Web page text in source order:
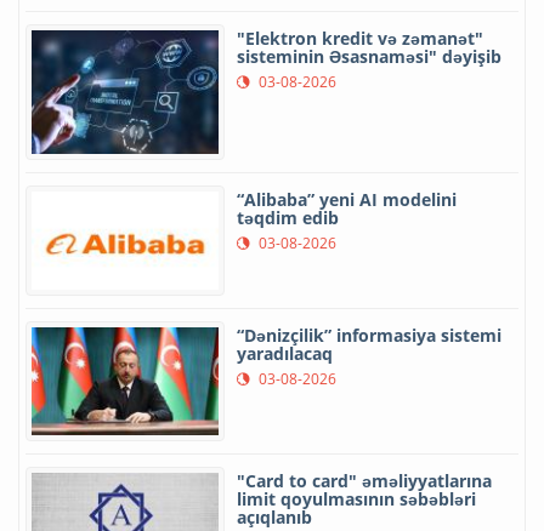
"Elektron kredit və zəmanət"
sisteminin Əsasnaməsi" dəyişib
03-08-2026
“Alibaba” yeni AI modelini
təqdim edib
03-08-2026
“Dənizçilik” informasiya sistemi
yaradılacaq
03-08-2026
"Card to card" əməliyyatlarına
limit qoyulmasının səbəbləri
açıqlanıb